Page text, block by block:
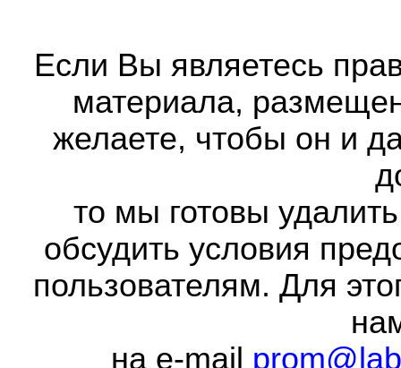
Если Вы являетесь
материала,
желаете, чтобы он и
то мы готовы
обсудить условия
пользователям. Для
на e-mail